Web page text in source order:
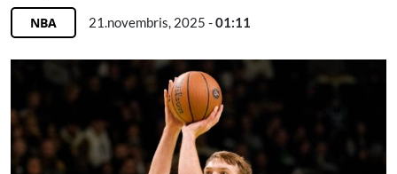
NBA 21.novembris, 2025 -01:11